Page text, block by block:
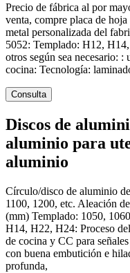
Precio de fábrica al por
venta, compre placa de
metal personalizada del
5052: Templado: H12,
otros según sea necesario:
cocina: Tecnología:
Consulta
Discos de
aluminio para
aluminio
Círculo/disco de aluminio
1100, 1200, etc. Aleación
(mm) Templado: 1050,
H14, H22, H24: Proceso
de cocina y CC para
con buena embutición e
profunda,